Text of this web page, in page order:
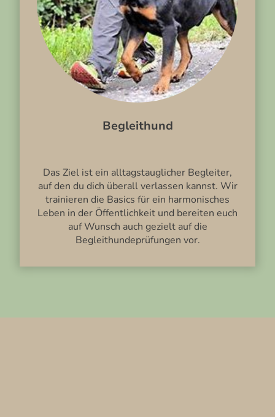
Begleithund
Das Ziel ist ein alltagstauglicher Begleiter,
auf den du dich überall verlassen kannst. Wir
trainieren die Basics für ein harmonisches
Leben in der Öffentlichkeit und bereiten euch
auf Wunsch auch gezielt auf die
Begleithundeprüfungen vor.